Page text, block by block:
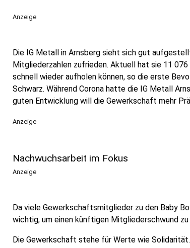
Anzeige
Die IG Metall in Arnsberg sieht sich gut
Mitgliederzahlen zufrieden. Aktuell hat sie 11
schnell wieder aufholen können, so die erste
Schwarz. Während Corona hatte die IG Metall
guten Entwicklung will die Gewerkschaft mehr
Anzeige
Nachwuchsarbeit im Fokus
Anzeige
Da viele Gewerkschaftsmitglieder zu den Baby
wichtig, um einen künftigen Mitgliederschwund zu
Die Gewerkschaft stehe für Werte wie